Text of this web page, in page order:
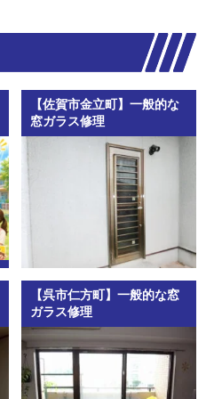
【佐賀市金立町】一般的な
窓ガラス修理
【呉市仁方町】一般的な窓
ガラス修理